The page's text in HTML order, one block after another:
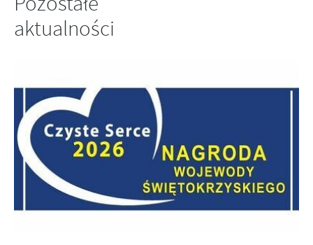
aktualności
Firmy te działają w charakterze pośredników prezentujących nasze
treści w postaci wiadomości, ofert, komunikatów mediów
społecznościowych.